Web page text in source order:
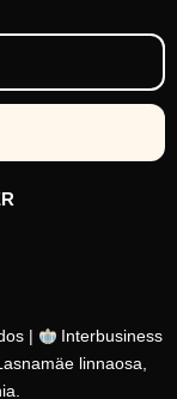
|
Interbusiness
linnaosa,